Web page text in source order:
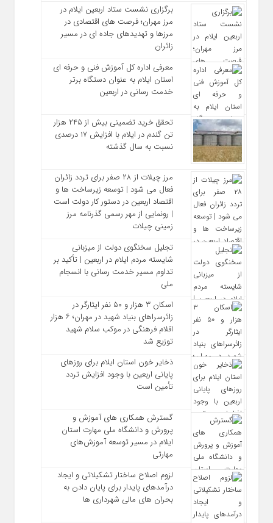
برگزاری نشست ستاد اربعین ایلام در
مرز مهران؛ فرصت‌ های اقتصادی در
مرزها و تهدیدهای جاده‌ ای در مسیر
زائران
معرفی اداره کل آموزش فنی و حرفه‌ ای
استان ایلام به‌ عنوان دستگاه برتر
خدمت‌ رسانی در اربعین
تحقق خرید تضمینی بیش از ۲۴۵ هزار
تن گندم در ایلام با افزایش ۱۷ درصدی
نسبت به سال گذشته
مرز چیلات از ۲۸ صفر برای تردد زائران
فعال می‌ شود | توسعه زیرساخت‌ ها و
اقتصاد اربعین در دستور کار دولت است
| رونمایی از مهر رسمی گذرنامه مرز
زمینی چیلات
تجلیل سخنگوی دولت از میزبانی
شایسته مردم ایلام در اربعین | تأکید بر
تداوم مسیر خدمت‌ رسانی با انسجام
ملی
اسکان ۳ هزار و ۵۰ نفر ایثارگر در
زائرسراهای بنیاد شهید در مهران؛ ۶ هزار
اقلام فرهنگی در موکب سلام شهید
توزیع شد
ذخایر خون استان ایلام برای روزهای
پایانی اربعین با وجود افزایش تردد
تأمین است
گسترش همکاری‌ های آموزش و
پرورش و دانشگاه ملی مهارت استان
ایلام در مسیر توسعه آموزش‌های
مهارتی
لزوم اصلاح ساختار تشکیلاتی و ایجاد
درآمدهای پایدار برای پایان دادن به
بحران‌ های مالی شهرداری‌ ها